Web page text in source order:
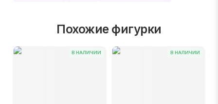
Похожие фигурки
В НАЛИЧИИ В НАЛИЧИИ